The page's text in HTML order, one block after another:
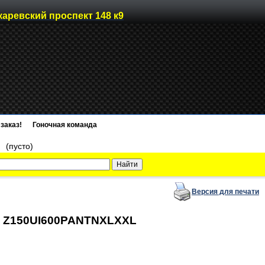
проспект 148 к9
Гоночная команда
(пусто)
Версия для печати